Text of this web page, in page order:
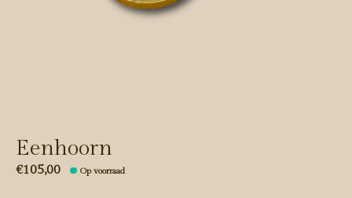
Eenhoorn
€105,00 Op voorraad